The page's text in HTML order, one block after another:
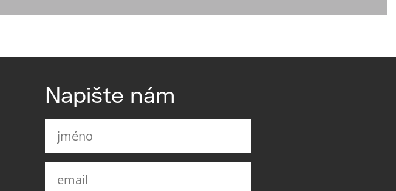
Napište nám